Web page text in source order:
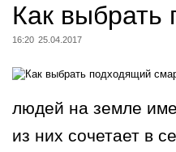
Как
16:20 25.04.2017
людей на земле
из них сочетает в